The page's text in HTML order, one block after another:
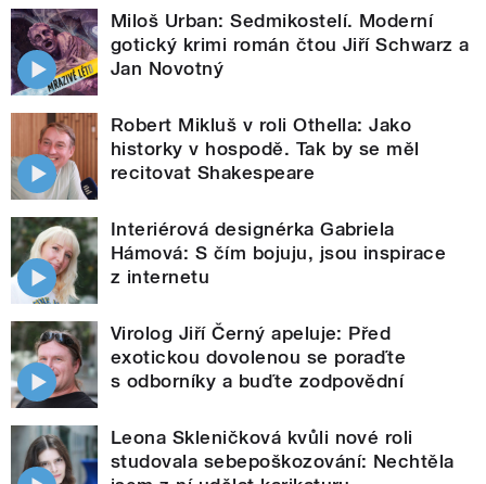
Miloš Urban: Sedmikostelí. Moderní
gotický krimi román čtou Jiří Schwarz a
Jan Novotný
Robert Mikluš v roli Othella: Jako
historky v hospodě. Tak by se měl
recitovat Shakespeare
Interiérová designérka Gabriela
Hámová: S čím bojuju, jsou inspirace
z internetu
Virolog Jiří Černý apeluje: Před
exotickou dovolenou se poraďte
s odborníky a buďte zodpovědní
Leona Skleničková kvůli nové roli
studovala sebepoškozování: Nechtěla